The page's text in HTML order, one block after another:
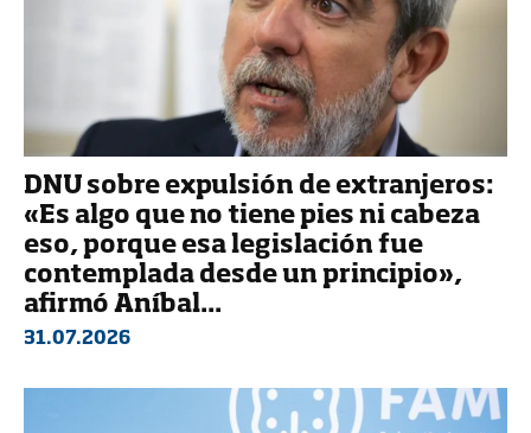
DNU sobre expulsión de extranjeros:
«Es algo que no tiene pies ni cabeza
eso, porque esa legislación fue
contemplada desde un principio»,
afirmó Aníbal...
31.07.2026